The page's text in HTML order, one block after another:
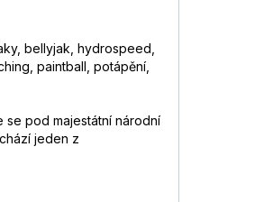
bellyjak, hydrospeed,
paintball, potápění,
se pod majestátní národní
jeden z